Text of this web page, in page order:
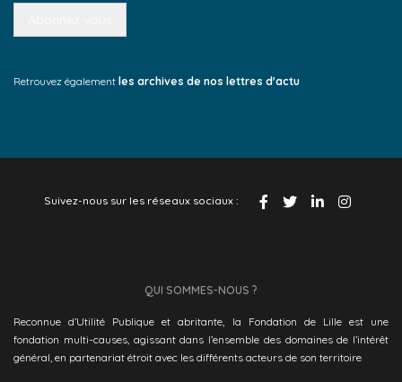
Retrouvez également les archives de nos lettres d'actu
Suivez-nous sur les réseaux sociaux :
QUI SOMMES-NOUS ?
Reconnue d’Utilité Publique et abritante, la Fondation de Lille est une
fondation multi-causes, agissant dans l’ensemble des domaines de l’intérêt
général, en partenariat étroit avec les différents acteurs de son territoire